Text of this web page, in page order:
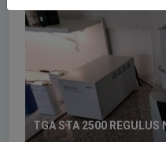
TGA STA 2500